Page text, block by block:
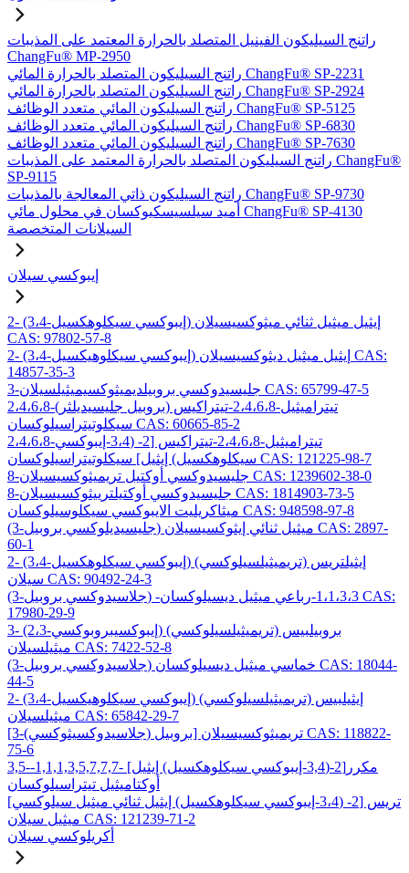
راتنج السيليكون الفينيل المتصلد بالحرارة المعتمد على المذيبات
ChangFu® MP-2950
راتنج السيليكون المتصلد بالحرارة المائي ChangFu® SP-2231
راتنج السيليكون المتصلد بالحرارة المائي ChangFu® SP-2924
راتنج السيليكون المائي متعدد الوظائف ChangFu® SP-5125
راتنج السيليكون المائي متعدد الوظائف ChangFu® SP-6830
راتنج السيليكون المائي متعدد الوظائف ChangFu® SP-7630
راتنج السيليكون المتصلد بالحرارة المعتمد على المذيبات ChangFu®
SP-9115
راتنج السيليكون ذاتي المعالجة بالمذيبات ChangFu® SP-9730
أميد سيلسيسكيوكسان في محلول مائي ChangFu® SP-4130
السيلانات المتخصصة
إيبوكسي سيلان
2- (3،4-إيبوكسي سيكلوهكسيل) إيثيل ميثيل ثنائي ميثوكسيسيلان
CAS: 97802-57-8
2- (3،4-إيبوكسي سيكلوهيكسيل) إيثيل ميثيل ديثوكسيسيلان CAS:
14857-35-3
3-جليسيدوكسي بروبيلديميثوكسيميثيلسيلان CAS: 65799-47-5
2،4،6،8-تيتراميثيل-2،4،6،8-تيتراكيس (بروبيل جليسيديلثر)
سيكلوتيتراسيلوكسان CAS: 60665-85-2
2،4،6،8-تيتراميثيل-2،4،6،8-تيتراكيس [2- (3،4-إيبوكسي
سيكلوهكسيل) إيثيل] سيكلوتيتراسيلوكسان CAS: 121225-98-7
8-جليسيدوكسي أوكتيل تريميثوكسيسيلان CAS: 1239602-38-0
8-جليسيدوكسي أوكتيلترييثوكسيسيلان CAS: 1814903-73-5
ميثاكريليت الايبوكسي سيكلوسيلوكسان CAS: 948598-97-8
(3-جليسيديلوكسي بروبيل) ميثيل ثنائي إيثوكسيسيلان CAS: 2897-
60-1
2- (3،4-إيبوكسي سيكلوهكسيل) إيثيلتريس (تريميثيلسيلوكسي)
سيلان CAS: 90492-24-3
(3-جلاسيدوكسي بروبيل) -1،1،3،3-رباعي ميثيل ديسيلوكسان CAS:
17980-29-9
3- (2،3-إيبوكسيبروبوكسي) بروبيلبيس (تريميثيلسيلوكسي)
ميثيلسيلان CAS: 7422-52-8
(3-جلاسيدوكسي بروبيل) خماسي ميثيل ديسيلوكسان CAS: 18044-
44-5
2- (3،4-إيبوكسي سيكلوهيكسيل) إيثيلبيس (تريميثيلسيلوكسي)
ميثيلسيلان CAS: 65842-29-7
[3-(جلاسيدوكسيثوكسي) بروبيل] تريميثوكسيسيلان CAS: 118822-
75-6
3,5-مكرر[2-(3,4-إيبوكسي سيكلوهكسيل) إيثيل] -1,1,1,3,5,7,7,7-
أوكتاميثيل تيتراسيلوكسان
تريس [2- (3،4-إيبوكسي سيكلوهكسيل) إيثيل ثنائي ميثيل سيلوكسي]
ميثيل سيلان CAS: 121239-71-2
أكريلوكسي سيلان